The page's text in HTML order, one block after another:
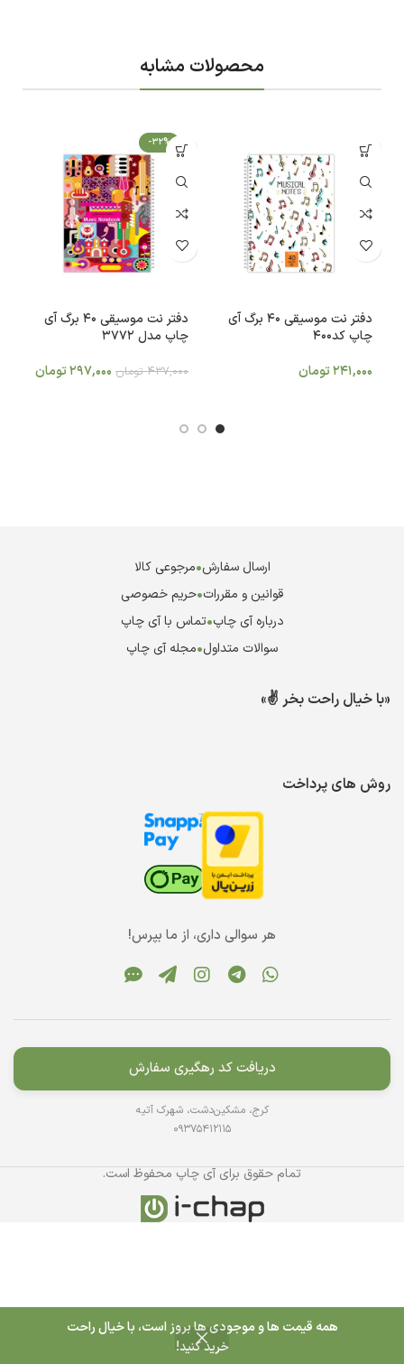
همه قیمت ها و موجودی ها بروز است، با خیال راحت
خرید کنید!
محصولات مشابه
دفتر نت موسیقی 40 برگ آی
چاپ کد400
241,000تومان
-32%
دفتر نت موسیقی 40 برگ آی
چاپ مدل 3772
437,000 تومان 297,000تومان
ارسال سفارش•مرجوعی کالا
قوانین و مقررات•حریم خصوصی
درباره آی چاپ•تماس با آی چاپ
سوالات متداول•مجله آی چاپ
«با خیال راحت بخر ✌️»
روش های پرداخت
هر سوالی داری، از ما بپرس!
دریافت کد رهگیری سفارش
کرج، مشکین‌دشت، شهرک آتیه
09375412115
تمام حقوق برای آی چاپ محفوظ است.